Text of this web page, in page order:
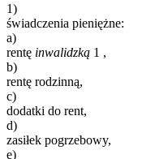
1)
świadczenia pieniężne:
a)
rentę inwalidzką 1 ,
b)
rentę rodzinną,
c)
dodatki do rent,
d)
zasiłek pogrzebowy,
e)